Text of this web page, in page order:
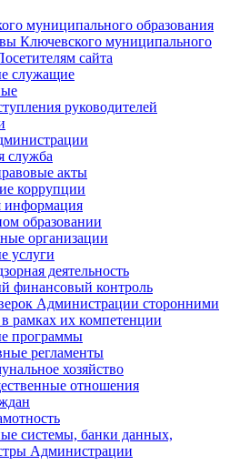
муниципального образования
Ключевского муниципального
сайта
служащие
руководителей
служба
акты
коррупции
информация
образовании
организации
услуги
деятельность
финансовый контроль
Администрации сторонними
рамках их компетенции
программы
регламенты
хозяйство
отношения
системы, банки данных,
Администрации